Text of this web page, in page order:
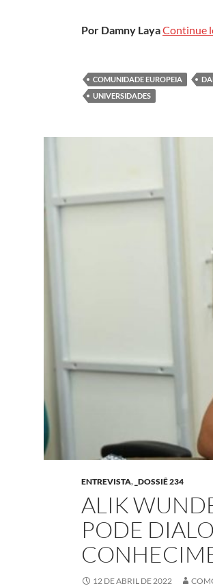
Por Damny LayaContinue
COMUNIDADE EUROPEIA
UNIVERSIDADES
ENTREVISTA, _DOSSIÊ 234
ALIK
PODE
12 DE ABRIL DE 2022